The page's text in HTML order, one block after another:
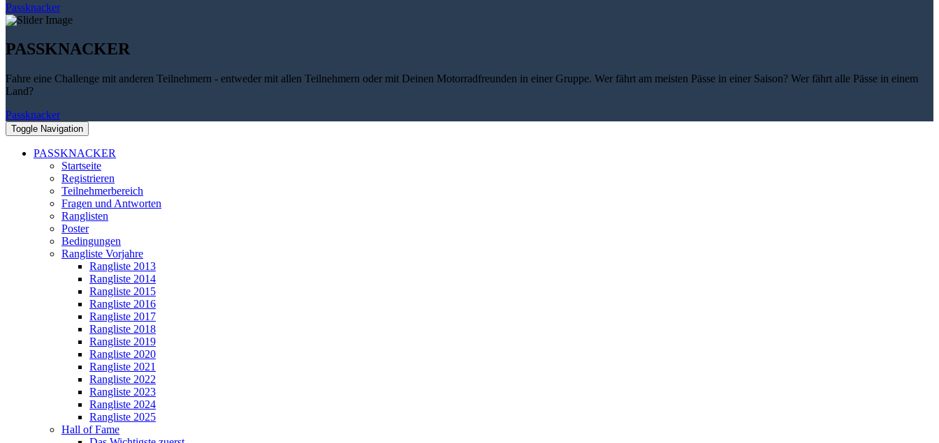
Passknacker
PASSKNACKER
Fahre eine Challenge mit anderen Teilnehmern - entweder mit allen Teilnehmern oder mit Deinen Motorradfreunden in einer Gruppe. Wer fährt am meisten Pässe in einer Saison? Wer fährt alle Pässe in einem
Land?
Passknacker
Toggle Navigation
PASSKNACKER
Startseite
Registrieren
Teilnehmerbereich
Fragen und Antworten
Ranglisten
Poster
Bedingungen
Rangliste Vorjahre
Rangliste 2013
Rangliste 2014
Rangliste 2015
Rangliste 2016
Rangliste 2017
Rangliste 2018
Rangliste 2019
Rangliste 2020
Rangliste 2021
Rangliste 2022
Rangliste 2023
Rangliste 2024
Rangliste 2025
Hall of Fame